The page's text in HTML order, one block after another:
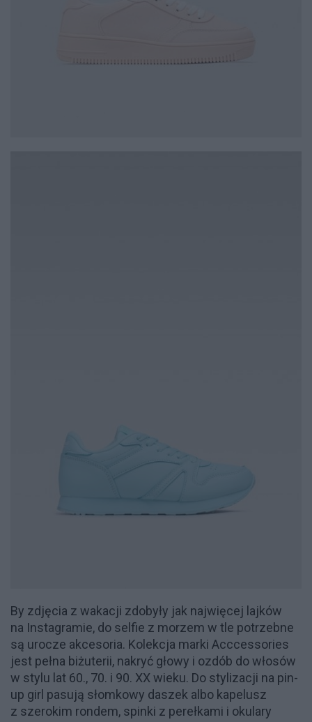
By zdjęcia z wakacji zdobyły jak najwięcej lajków
na Instagramie, do selfie z morzem w tle potrzebne
są urocze akcesoria. Kolekcja marki Acccessories
jest pełna biżuterii, nakryć głowy i ozdób do włosów
w stylu lat 60., 70. i 90. XX wieku. Do stylizacji na pin-
up girl pasują słomkowy daszek albo kapelusz
z szerokim rondem, spinki z perełkami i okulary